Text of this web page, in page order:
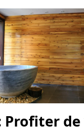
Profiter